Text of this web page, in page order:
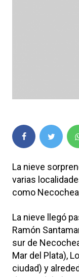
La nieve
varias
como
La nieve llegó
Ramón
sur de
Mar del Plata),
ciudad) y